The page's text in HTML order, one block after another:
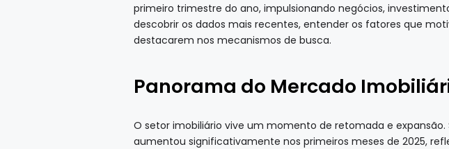
primeiro trimestre do ano, impulsionando negócios,
descobrir os dados mais recentes, entender os fatores que
destacarem nos mecanismos de busca.
Panorama do Mercado
O setor imobiliário vive um momento de retomada e
aumentou significativamente nos primeiros meses de 2025,